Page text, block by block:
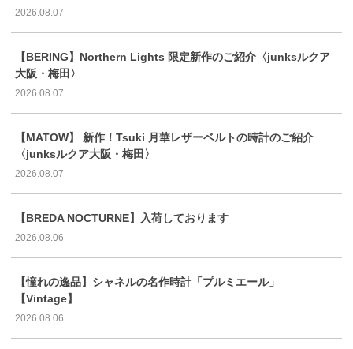
2026.08.07
【BERING】Northern Lights 限定新作のご紹介〈junksルクア
大阪・梅田〉
2026.08.07
【MATOW】 新作！Tsuki 月華レザーベルトの時計のご紹介
〈junksルクア大阪・梅田〉
2026.08.07
【BREDA NOCTURNE】入荷しております
2026.08.06
【憧れの逸品】シャネルの名作時計「プルミエール」
【Vintage】
2026.08.06